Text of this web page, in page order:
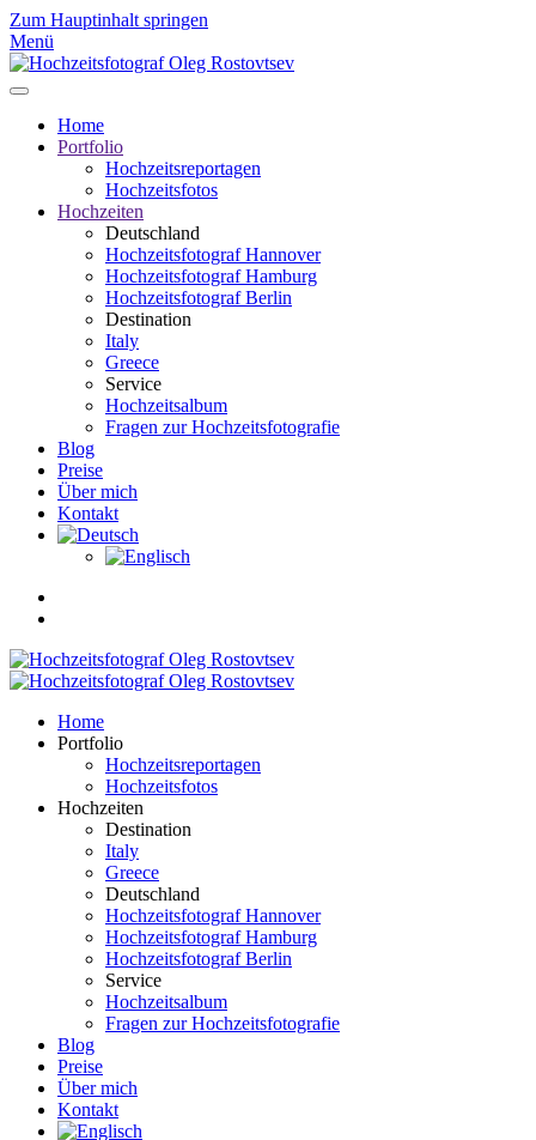
Zum Hauptinhalt springen
Menü
Home
Portfolio
Hochzeitsreportagen
Hochzeitsfotos
Hochzeiten
Deutschland
Hochzeitsfotograf Hannover
Hochzeitsfotograf Hamburg
Hochzeitsfotograf Berlin
Destination
Italy
Greece
Service
Hochzeitsalbum
Fragen zur Hochzeitsfotografie
Blog
Preise
Über mich
Kontakt
Home
Portfolio
Hochzeitsreportagen
Hochzeitsfotos
Hochzeiten
Destination
Italy
Greece
Deutschland
Hochzeitsfotograf Hannover
Hochzeitsfotograf Hamburg
Hochzeitsfotograf Berlin
Service
Hochzeitsalbum
Fragen zur Hochzeitsfotografie
Blog
Preise
Über mich
Kontakt